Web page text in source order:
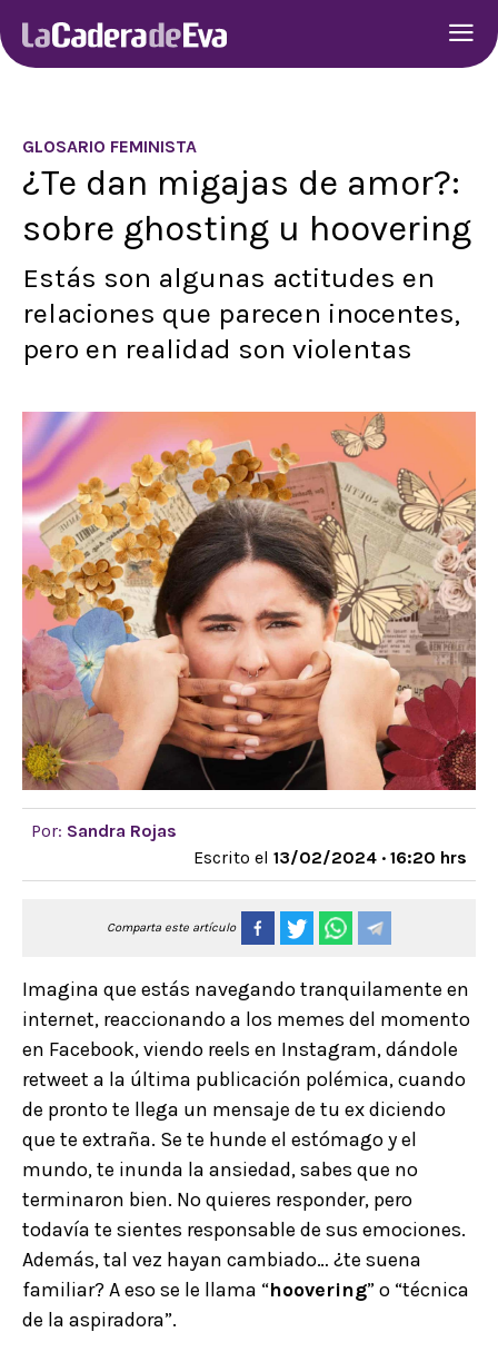
GLOSARIO FEMINISTA
¿Te dan migajas de amor?:
sobre ghosting u hoovering
Estás son algunas actitudes en
relaciones que parecen inocentes,
pero en realidad son violentas
Por: Sandra Rojas
Escrito el 13/02/2024 · 16:20 hrs
Comparta este artículo
Imagina que estás navegando tranquilamente en
internet, reaccionando a los memes del momento
en Facebook, viendo reels en Instagram, dándole
retweet a la última publicación polémica, cuando
de pronto te llega un mensaje de tu ex diciendo
que te extraña. Se te hunde el estómago y el
mundo, te inunda la ansiedad, sabes que no
terminaron bien. No quieres responder, pero
todavía te sientes responsable de sus emociones.
Además, tal vez hayan cambiado… ¿te suena
familiar? A eso se le llama “hoovering” o “técnica
de la aspiradora”.